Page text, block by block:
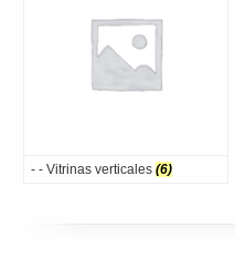
- - Vitrinas verticales(6)